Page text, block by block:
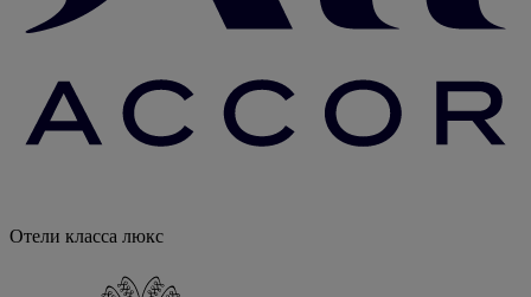
Отели класса люкс